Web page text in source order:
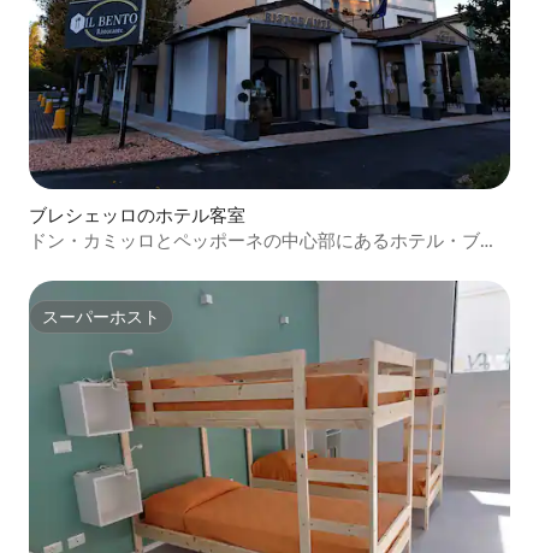
ブレシェッロのホテル客室
ドン・カミッロとペッポーネの中心部にあるホテル・ブリ
スーパーホスト
スーパーホスト